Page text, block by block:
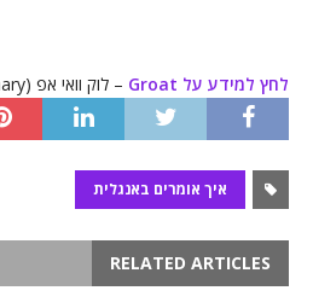
לחץ למידע על Groat – לוק וואי אפ (LookWAYup dictionary).
איך אומרים באנגלית
RELATED ARTICLES